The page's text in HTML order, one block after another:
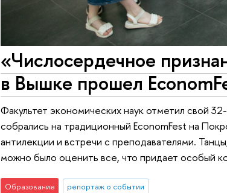
«Числосердечное
в Вышке прошел
Факультет экономических наук отметил свой
собрались на традиционный EconomFest на
антилекции и встречи с преподавателями.
можно было оценить все, что придает особый
Образование репортаж о событии